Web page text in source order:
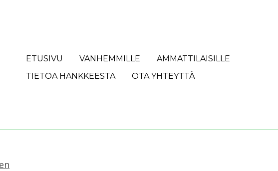
ETUSIVU VANHEMMILLE
AMMATTILAISILLE
TIETOA HANKKEESTA
OTA YHTEYTTÄ